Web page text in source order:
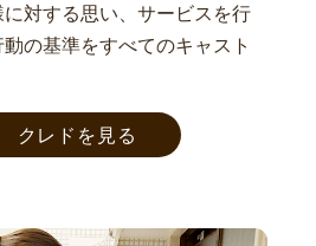
対する思い、サービスを行
の基準をすべてのキャスト
クレドを見る